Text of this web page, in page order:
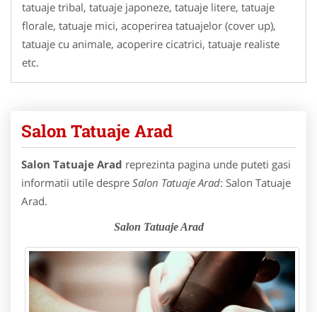
tatuaje tribal, tatuaje japoneze, tatuaje litere, tatuaje
florale, tatuaje mici, acoperirea tatuajelor (cover up),
tatuaje cu animale, acoperire cicatrici, tatuaje realiste
etc.
Salon Tatuaje Arad
Salon Tatuaje Arad reprezinta pagina unde puteti gasi
informatii utile despre Salon Tatuaje Arad: Salon Tatuaje
Arad.
Salon Tatuaje Arad